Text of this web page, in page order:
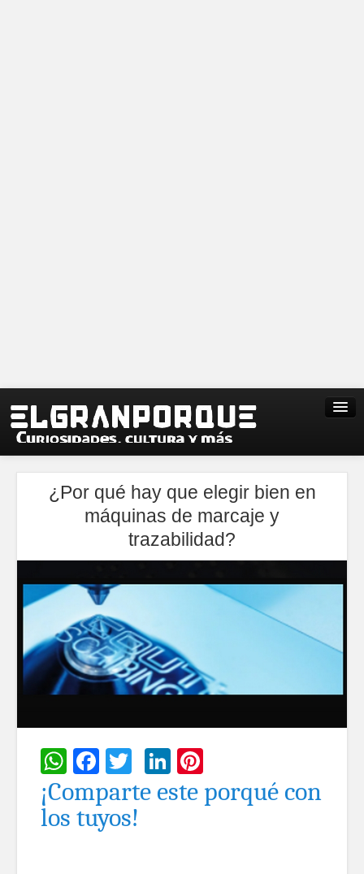
¿Por qué hay que elegir bien en
máquinas de marcaje y
trazabilidad?
WhatsApp
Facebook
TwitterLinkedIn
¡Comparte este porqué con
los tuyos!